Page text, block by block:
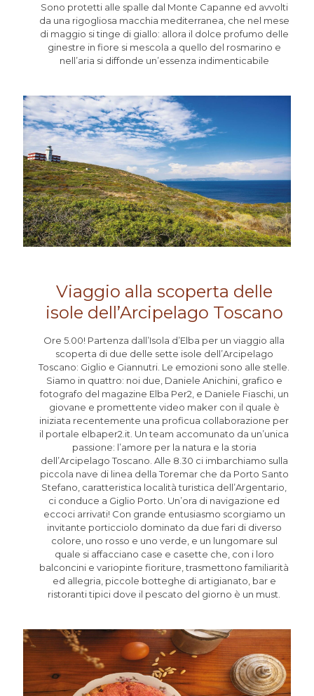
Sono protetti alle spalle dal Monte Capanne ed avvolti
da una rigogliosa macchia mediterranea, che nel mese
di maggio si tinge di giallo: allora il dolce profumo delle
ginestre in fiore si mescola a quello del rosmarino e
nell’aria si diffonde un’essenza indimenticabile
Viaggio alla scoperta delle
isole dell’Arcipelago Toscano
Ore 5.00! Partenza dall’Isola d’Elba per un viaggio alla
scoperta di due delle sette isole dell’Arcipelago
Toscano: Giglio e Giannutri. Le emozioni sono alle stelle.
Siamo in quattro: noi due, Daniele Anichini, grafico e
fotografo del magazine Elba Per2, e Daniele Fiaschi, un
giovane e promettente video maker con il quale è
iniziata recentemente una proficua collaborazione per
il portale elbaper2.it. Un team accomunato da un’unica
passione: l’amore per la natura e la storia
dell’Arcipelago Toscano. Alle 8.30 ci imbarchiamo sulla
piccola nave di linea della Toremar che da Porto Santo
Stefano, caratteristica località turistica dell’Argentario,
ci conduce a Giglio Porto. Un’ora di navigazione ed
eccoci arrivati! Con grande entusiasmo scorgiamo un
invitante porticciolo dominato da due fari di diverso
colore, uno rosso e uno verde, e un lungomare sul
quale si affacciano case e casette che, con i loro
balconcini e variopinte fioriture, trasmettono familiarità
ed allegria, piccole botteghe di artigianato, bar e
ristoranti tipici dove il pescato del giorno è un must.